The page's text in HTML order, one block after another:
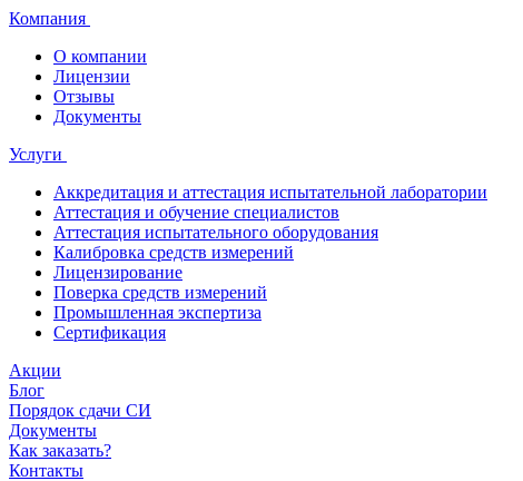
Компания
О компании
Лицензии
Отзывы
Документы
Услуги
Аккредитация и аттестация испытательной лаборатории
Аттестация и обучение специалистов
Аттестация испытательного оборудования
Калибровка средств измерений
Лицензирование
Поверка средств измерений
Промышленная экспертиза
Сертификация
Акции
Блог
Порядок сдачи СИ
Документы
Как заказать?
Контакты